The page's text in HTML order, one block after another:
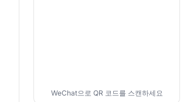
WeChat으로 QR 코드를 스캔하세요